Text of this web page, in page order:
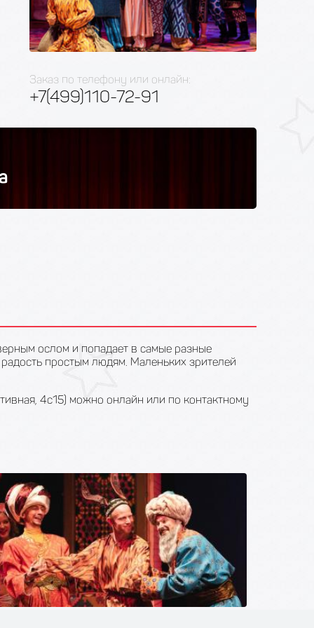
Заказ по телефону или онлайн:
+7(499)110-72-91
ослом и попадает в самые разные
простым людям. Маленьких зрителей
4с15) можно онлайн или по контактному